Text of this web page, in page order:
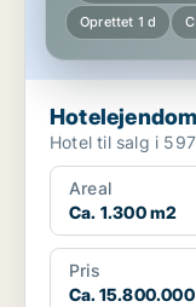
Oprettet 1 d
Hotel til salg i
Areal
Ca. 1.300 m2
Pris
Ca.